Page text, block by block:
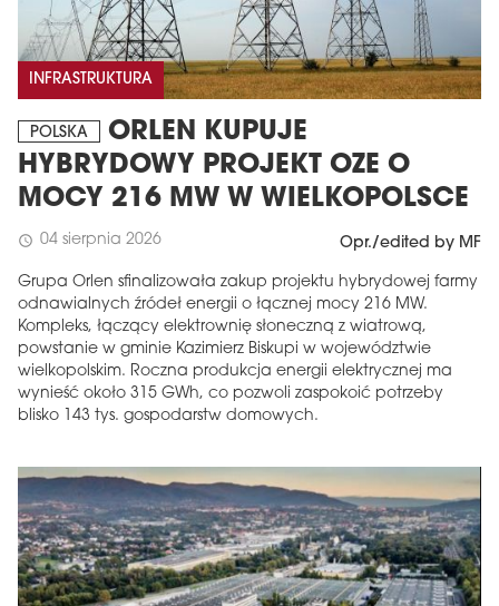
INFRASTRUKTURA
POLSKA
ORLEN KUPUJE
HYBRYDOWY PROJEKT OZE O
MOCY 216 MW W WIELKOPOLSCE
schedule 04 sierpnia 2026 Opr./edited by MF
Grupa Orlen sfinalizowała zakup projektu hybrydowej farmy
odnawialnych źródeł energii o łącznej mocy 216 MW.
Kompleks, łączący elektrownię słoneczną z wiatrową,
powstanie w gminie Kazimierz Biskupi w województwie
wielkopolskim. Roczna produkcja energii elektrycznej ma
wynieść około 315 GWh, co pozwoli zaspokoić potrzeby
blisko 143 tys. gospodarstw domowych.